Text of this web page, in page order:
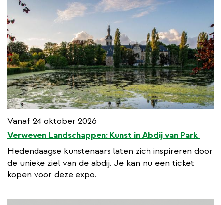
Vanaf 24 oktober 2026
​Verweven Landschappen: Kunst in Abdij van Park ​
Hedendaagse kunstenaars laten zich inspireren door
de unieke ziel van de abdij. Je kan nu een ticket
kopen voor deze expo.